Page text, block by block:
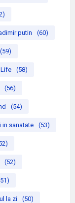
putin (60)
(59)
(58)
(56)
(54)
in sanatate (53)
(52)
la zi (50)